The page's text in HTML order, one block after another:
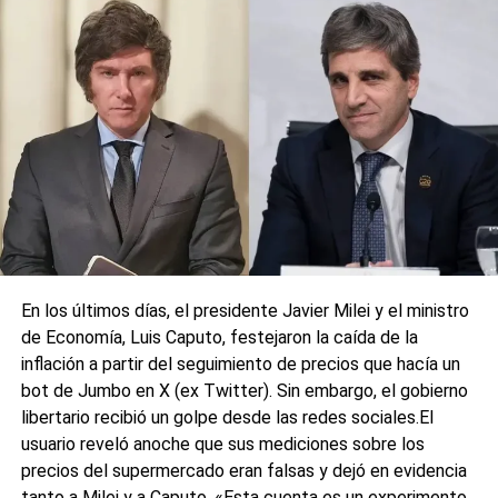
La denuncia fue presentada ante la Justicia por Antonio
Salinas, presidente del espacio político Ciudad Futura, uno
de los partidos que integra la alianza de Fuerza Patria en
Santa Fe, y coincide con acusaciones similares
“impulsadas por los oficialismos” desde 2023 con
cartelería falsa instalada en la vía pública.
0
En los últimos días, el presidente Javier Milei y el ministro
de Economía, Luis Caputo, festejaron la caída de la
inflación a partir del seguimiento de precios que hacía un
bot de Jumbo en X (ex Twitter). Sin embargo, el gobierno
libertario recibió un golpe desde las redes sociales.El
usuario reveló anoche que sus mediciones sobre los
precios del supermercado eran falsas y dejó en evidencia